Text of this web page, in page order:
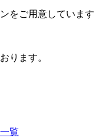
をご用意しています
ります。
覧